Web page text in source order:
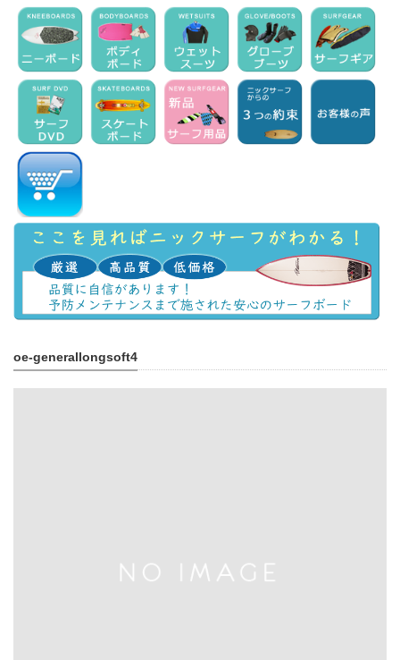
oe-generallongsoft4